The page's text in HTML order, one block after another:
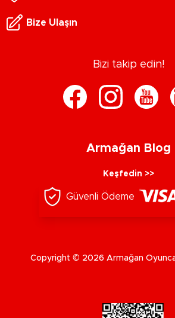
Bize Ulaşın
Bizi takip edin!
Armağan Blog
Keşfedin >>
Güvenli Ödeme
Copyright © 2026 Armağan